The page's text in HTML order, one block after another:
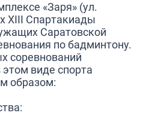
«Заря» (ул.
ХIII Спартакиады
Саратовской
по бадминтону.
соревнований
виде спорта
образом: